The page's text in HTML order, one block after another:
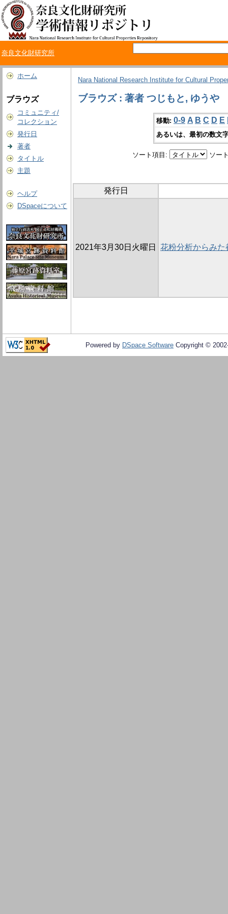
奈良文化財研究所
ホーム
ブラウズ
コミュニティ/
コレクション
発行日
著者
タイトル
主題
ヘルプ
DSpaceについて
Nara National Research Institute for Cultural
ブラウズ : 著者 つじもと, ゆうや
移動: 0-9 A B C D E
あるいは、最初の数文
ソート項目: ソー
発行日
2021年3月30日火曜日 花粉分析からみ
Powered by DSpace Software Copyright ©